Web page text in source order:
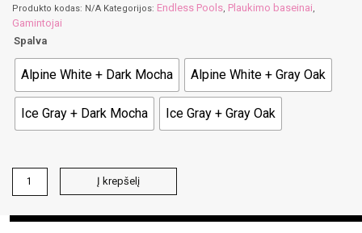
Produkto kodas: N/A Kategorijos: Endless Pools, Plaukimo baseinai,
Gamintojai
Spalva
Alpine White + Dark Mocha Alpine White + Gray Oak
Ice Gray + Dark Mocha Ice Gray + Gray Oak
kiekis:
su
Į krepšelį